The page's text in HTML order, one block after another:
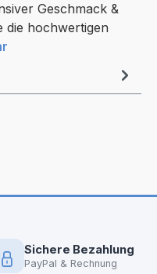
Geschmack &
die hochwertigen
Sichere Bezahlung
PayPal & Rechnung